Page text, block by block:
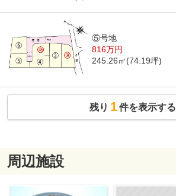
⑤号地
816万円
245.26㎡(74.19坪)
残り 1件を表示する
周辺施設